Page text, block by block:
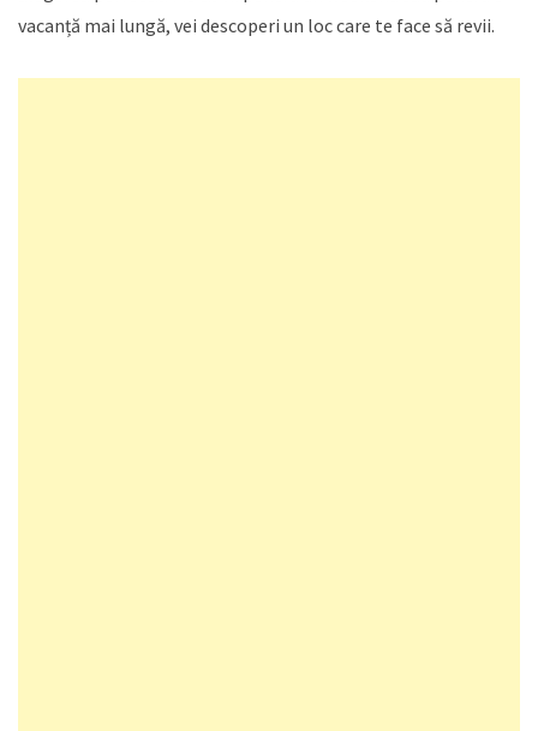
vacanță mai lungă, vei descoperi un loc care te face să revii.